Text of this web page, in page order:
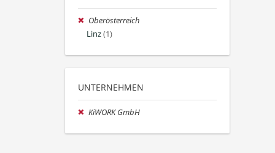
Oberösterreich
Linz(1)
UNTERNEHMEN
KiWORK GmbH